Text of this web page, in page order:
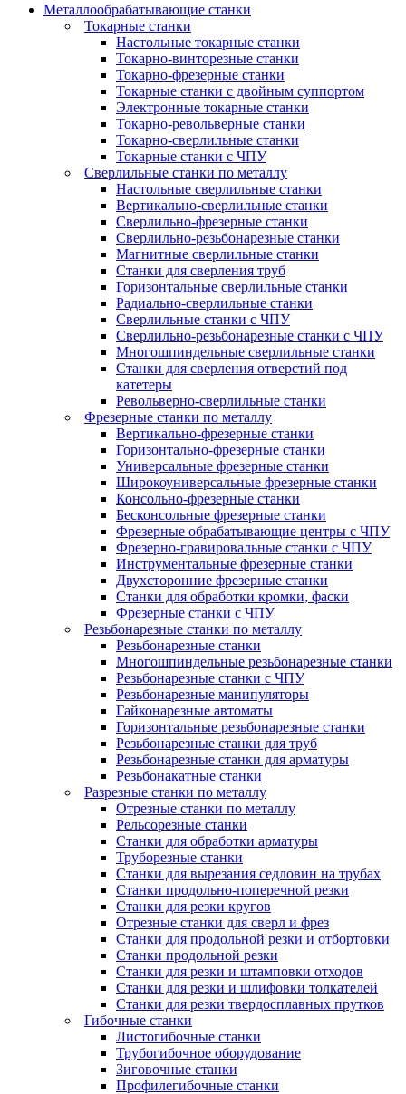
Металлообрабатывающие станки
Токарные станки
Настольные токарные станки
Токарно-винторезные станки
Токарно-фрезерные станки
Токарные станки с двойным суппортом
Электронные токарные станки
Токарно-револьверные станки
Токарно-сверлильные станки
Токарные станки с ЧПУ
Сверлильные станки по металлу
Настольные сверлильные станки
Вертикально-сверлильные станки
Сверлильно-фрезерные станки
Сверлильно-резьбонарезные станки
Магнитные сверлильные станки
Станки для сверления труб
Горизонтальные сверлильные станки
Радиально-сверлильные станки
Сверлильные станки с ЧПУ
Сверлильно-резьбонарезные станки с ЧПУ
Многошпиндельные сверлильные станки
Станки для сверления отверстий под
катетеры
Револьверно-сверлильные станки
Фрезерные станки по металлу
Вертикально-фрезерные станки
Горизонтально-фрезерные станки
Универсальные фрезерные станки
Широкоуниверсальные фрезерные станки
Консольно-фрезерные станки
Бесконсольные фрезерные станки
Фрезерные обрабатывающие центры с ЧПУ
Фрезерно-гравировальные станки с ЧПУ
Инструментальные фрезерные станки
Двухсторонние фрезерные станки
Станки для обработки кромки, фаски
Фрезерные станки с ЧПУ
Резьбонарезные станки по металлу
Резьбонарезные станки
Многошпиндельные резьбонарезные станки
Резьбонарезные станки с ЧПУ
Резьбонарезные манипуляторы
Гайконарезные автоматы
Горизонтальные резьбонарезные станки
Резьбонарезные станки для труб
Резьбонарезные станки для арматуры
Резьбонакатные станки
Разрезные станки по металлу
Отрезные станки по металлу
Рельсорезные станки
Станки для обработки арматуры
Труборезные станки
Станки для вырезания седловин на трубаx
Станки продольно-поперечной резки
Станки для резки кругов
Отрезные станки для сверл и фрез
Станки для продольной резки и отбортовки
Станки продольной резки
Станки для резки и штамповки отходов
Станки для резки и шлифовки толкателей
Станки для резки твердосплавных прутков
Гибочные станки
Листогибочные станки
Трубогибочное оборудование
Зиговочные станки
Профилегибочные станки